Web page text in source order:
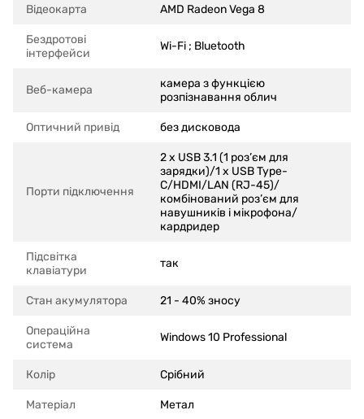
Відеокарта AMD Radeon Vega 8
Бездротові
інтерфейси
Wi-Fi ; Bluetooth
Веб-камера
камера з функцією
розпізнавання облич
Оптичний привід без дисковода
Порти підключення
2 x USB 3.1 (1 роз’єм для
зарядки)/1 x USB Type-
C/HDMI/LAN (RJ-45)/
комбінований роз’єм для
навушників і мікрофона/
кардридер
Підсвітка
клавіатури
так
Стан акумулятора 21 - 40% зносу
Операційна
система
Windows 10 Professional
Колір Срібний
Матеріал Метал